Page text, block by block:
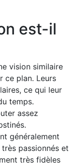
est-il
vision similaire
ce plan. Leurs
ce qui leur
temps.
assez
généralement
passionnés et
très fidèles